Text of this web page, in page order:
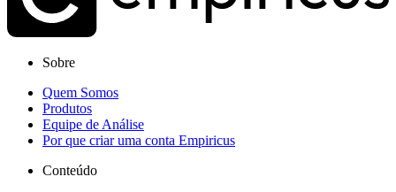
Sobre
Quem Somos
Produtos
Equipe de Análise
Por que criar uma conta Empiricus
Conteúdo